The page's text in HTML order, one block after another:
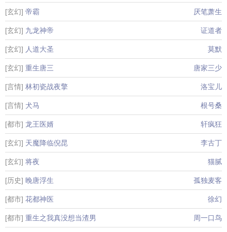
[玄幻] 帝霸 厌笔萧生
[玄幻] 九龙神帝 证道者
[玄幻] 人道大圣 莫默
[玄幻] 重生唐三 唐家三少
[言情] 林初瓷战夜擎 洛宝儿
[言情] 犬马 根号桑
[都市] 龙王医婿 轩疯狂
[玄幻] 天魔降临倪昆 李古丁
[玄幻] 将夜 猫腻
[历史] 晚唐浮生 孤独麦客
[都市] 花都神医 徐幻
[都市] 重生之我真没想当渣男 周一口鸟